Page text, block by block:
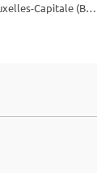
Saint-Gilles - Bruxelles-Capitale (BRU)